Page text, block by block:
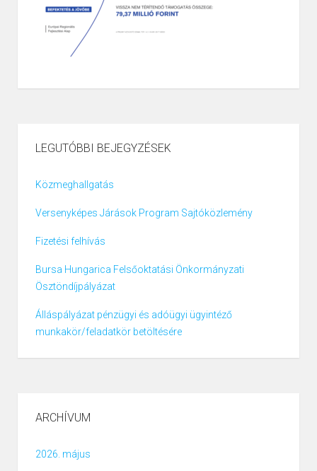
LEGUTÓBBI BEJEGYZÉSEK
Közmeghallgatás
Versenyképes Járások Program Sajtóközlemény
Fizetési felhívás
Bursa Hungarica Felsőoktatási Önkormányzati
Ösztöndíjpályázat
Álláspályázat pénzügyi és adóügyi ügyintéző
munkakör/feladatkör betöltésére
ARCHÍVUM
2026. május